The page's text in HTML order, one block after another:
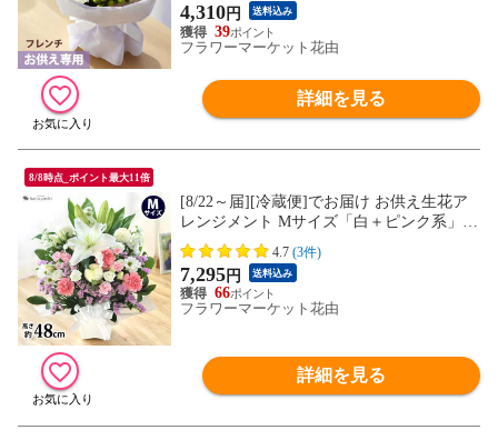
4,310円 送料込み
39
フラワーマーケット花由
詳細を見る
8/8時点_ポイント最大11倍
[8/22～届][冷蔵便]でお届け お供え生花ア
レンジメント Mサイズ「白＋ピンク系」フ
ラワーアレンジ 仏花 供花 お悔み お盆 新
盆 初盆
4.7 (3件)
7,295円 送料込み
66
フラワーマーケット花由
詳細を見る